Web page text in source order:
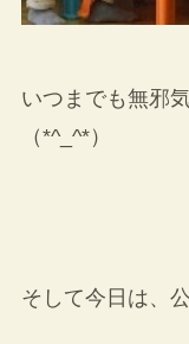
いつまでも無邪
（*^_^*）
そして今日は、